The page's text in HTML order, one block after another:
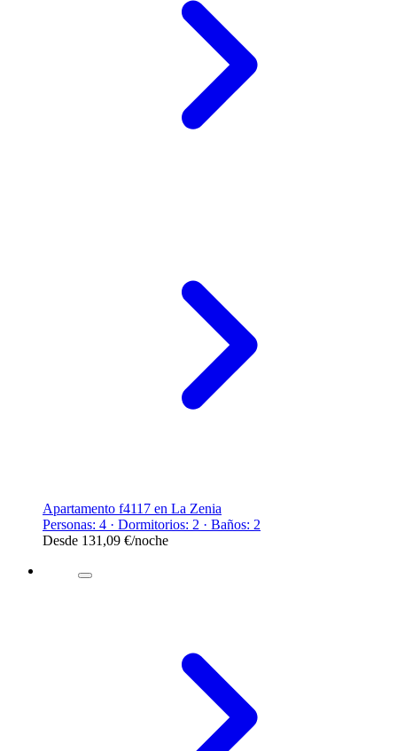
Apartamento f4117 en La Zenia
Personas: 4 · Dormitorios: 2 · Baños: 2
Desde 131,09 €/noche